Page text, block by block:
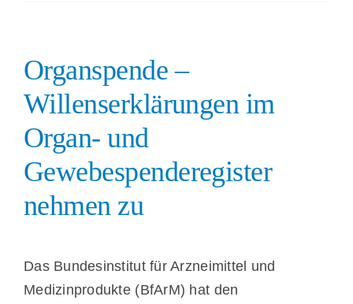
Organspende –
Willenserklärungen im
Organ- und
Gewebespenderegister
nehmen zu
Das Bundesinstitut für Arzneimittel und
Medizinprodukte (BfArM) hat den